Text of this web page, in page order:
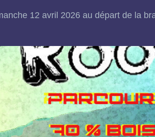
12 avril 2026 au départ de la